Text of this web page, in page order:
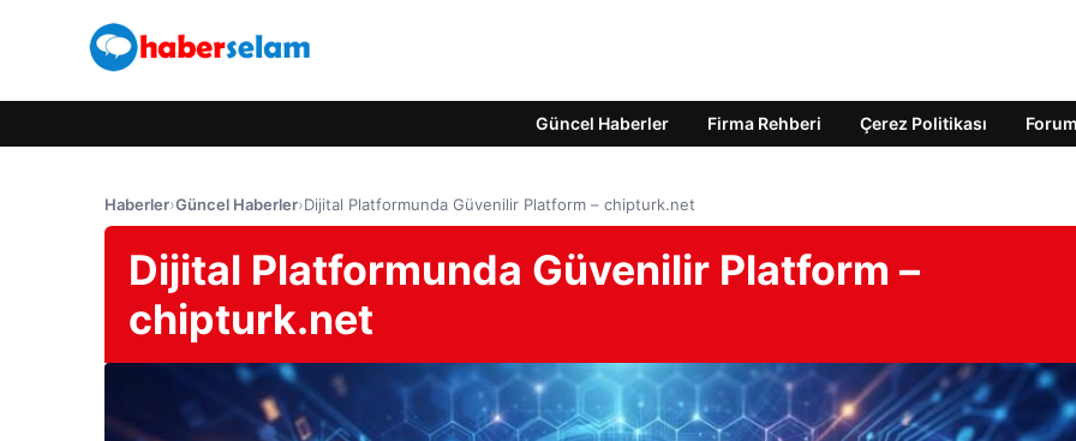
Güncel Haberler Firma Rehberi Çerez Politikası Forum
Haberler›Güncel Haberler›Dijital Platformunda Güvenilir Platform – chipturk.net
Dijital Platformunda Güvenilir Platform –
chipturk.net